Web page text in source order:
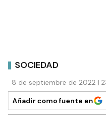
SOCIEDAD
8 de septiembre de 2022 |
Añadir como fuente en